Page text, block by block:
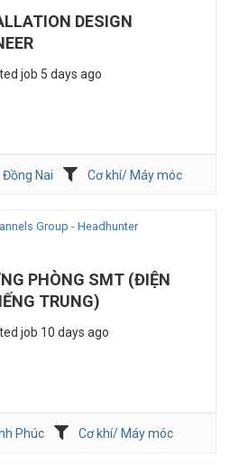
DESIGN
job 5 days ago
Đồng Nai
Cơ khí/ Máy móc
Group - Headhunter
PHÒNG SMT (ĐIỆN
TRUNG)
job 10 days ago
Phúc
Cơ khí/ Máy móc